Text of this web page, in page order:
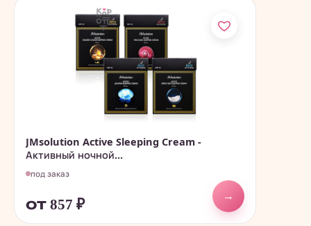
JMsolution Active Sleeping Cream -
Активный ночной...
под заказ
от 857 ₽
→